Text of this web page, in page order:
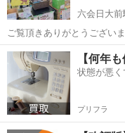
六会日大前
ご覧頂きありがとうございます😌 🎁昆虫サンタ出店のお知
ャリティー 昆虫くじイベント&生体販売🎁
い市藤沢店 ☘️チャリティー
売イベ...
神奈川 藤沢市 六会
【何年
状態が悪
プリフラ